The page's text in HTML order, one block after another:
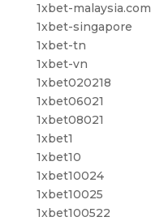
1xbet-malaysia.com
1xbet-singapore
1xbet-tn
1xbet-vn
1xbet020218
1xbet06021
1xbet08021
1xbet1
1xbet10
1xbet10024
1xbet10025
1xbet100522